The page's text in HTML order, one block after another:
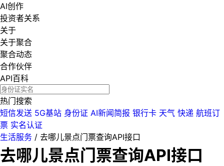
AI创作
投资者关系
关于
关于聚合
聚合动态
合作伙伴
API百科
热门搜索
短信发送 5G基站 身份证 AI新闻简报 银行卡 天气 快递 航班订
票 实名认证
生活服务 / 去哪儿景点门票查询API接口
去哪儿景点门票查询API接口